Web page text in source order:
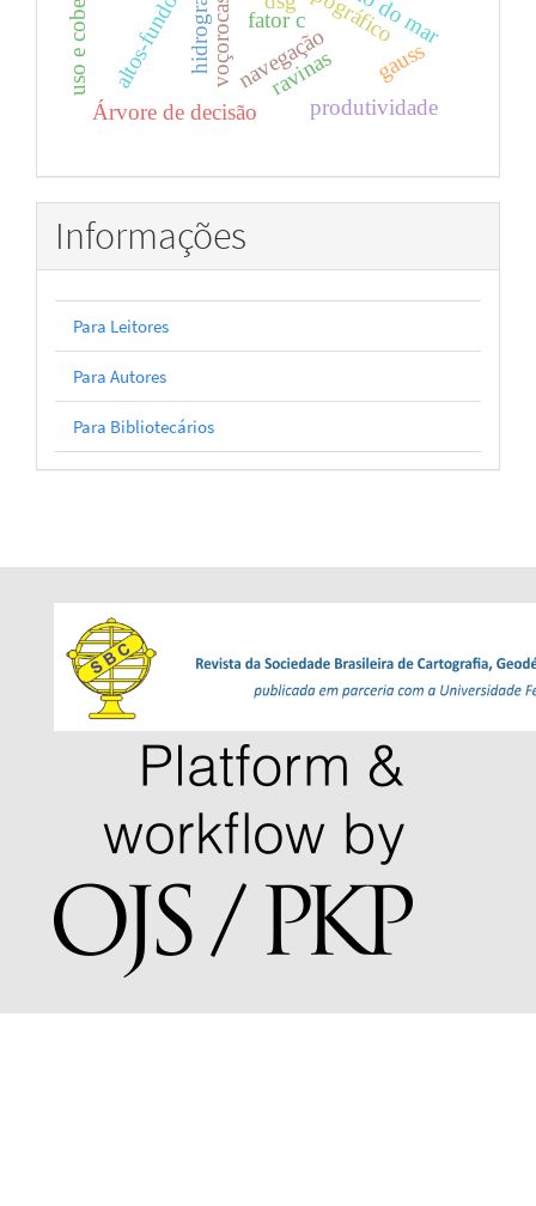
voçorocas ravinas
Árvore de decisão
hidrografia
altos-fundos navegação
fator c
gauss
produtividade
Informações
Para Leitores
Para Autores
Para Bibliotecários